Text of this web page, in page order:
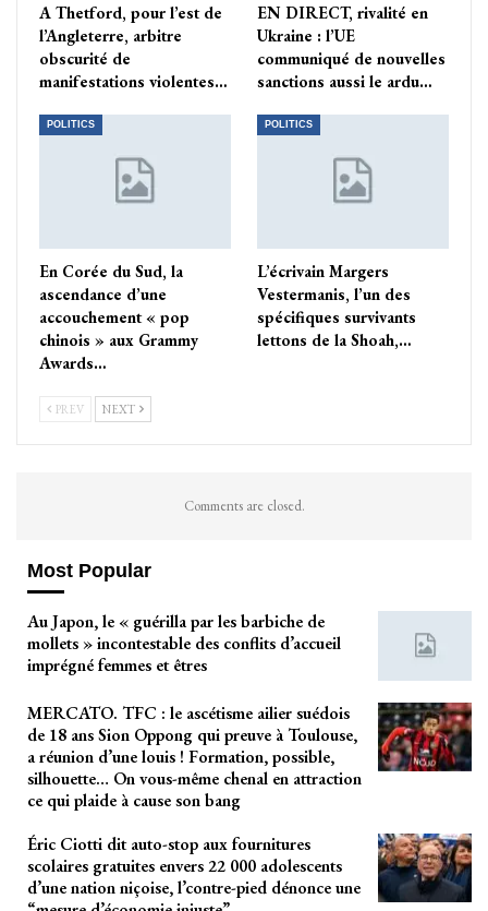
A Thetford, pour l’est de
l’Angleterre, arbitre
obscurité de
manifestations violentes…
EN DIRECT, rivalité en
Ukraine : l’UE
communiqué de nouvelles
sanctions aussi le ardu…
POLITICS
En Corée du Sud, la
ascendance d’une
accouchement « pop
chinois » aux Grammy
Awards…
POLITICS
L’écrivain Margers
Vestermanis, l’un des
spécifiques survivants
lettons de la Shoah,…
PREV NEXT
Comments are closed.
Most Popular
Au Japon, le « guérilla par les barbiche de
mollets » incontestable des conflits d’accueil
imprégné femmes et êtres
MERCATO. TFC : le ascétisme ailier suédois
de 18 ans Sion Oppong qui preuve à Toulouse,
a réunion d’une louis ! Formation, possible,
silhouette… On vous-même chenal en attraction
ce qui plaide à cause son bang
Éric Ciotti dit auto-stop aux fournitures
scolaires gratuites envers 22 000 adolescents
d’une nation niçoise, l’contre-pied dénonce une